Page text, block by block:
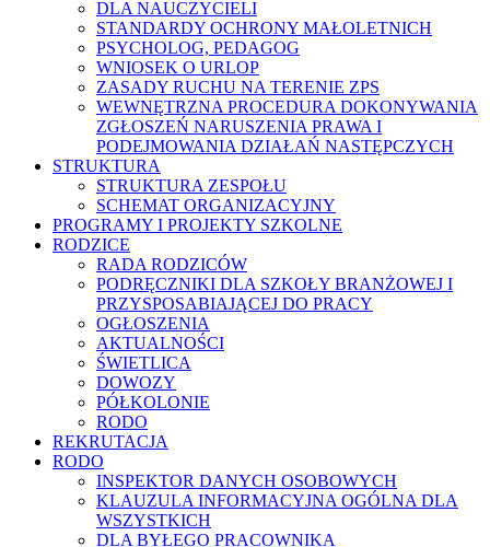
DLA NAUCZYCIELI
STANDARDY OCHRONY MAŁOLETNICH
PSYCHOLOG, PEDAGOG
WNIOSEK O URLOP
ZASADY RUCHU NA TERENIE ZPS
WEWNĘTRZNA PROCEDURA DOKONYWANIA
ZGŁOSZEŃ NARUSZENIA PRAWA I
PODEJMOWANIA DZIAŁAŃ NASTĘPCZYCH
STRUKTURA
STRUKTURA ZESPOŁU
SCHEMAT ORGANIZACYJNY
PROGRAMY I PROJEKTY SZKOLNE
RODZICE
RADA RODZICÓW
PODRĘCZNIKI DLA SZKOŁY BRANŻOWEJ I
PRZYSPOSABIAJĄCEJ DO PRACY
OGŁOSZENIA
AKTUALNOŚCI
ŚWIETLICA
DOWOZY
PÓŁKOLONIE
RODO
REKRUTACJA
RODO
INSPEKTOR DANYCH OSOBOWYCH
KLAUZULA INFORMACYJNA OGÓLNA DLA
WSZYSTKICH
DLA BYŁEGO PRACOWNIKA